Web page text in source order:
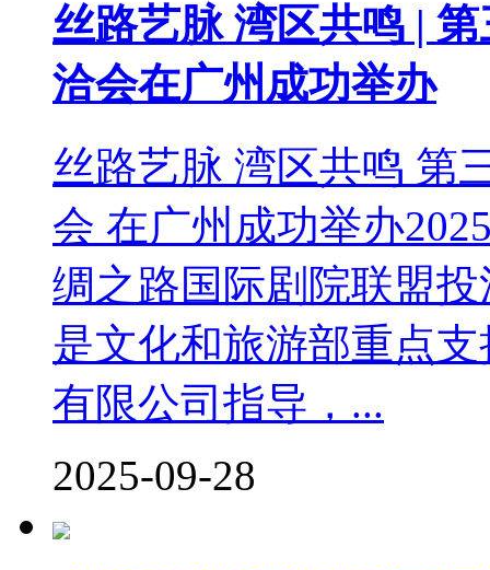
丝路艺脉 湾区共鸣 |
洽会在广州成功举办
丝路艺脉 湾区共鸣 第
会 在广州成功举办
绸之路国际剧院联盟
是文化和旅游部重点
有限公司指导，...
2025-09-28